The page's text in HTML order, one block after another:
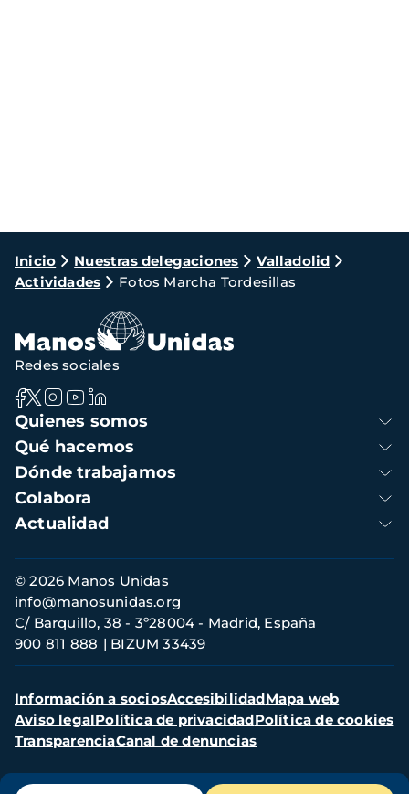
Ruta
de
navegación
Inicio Nuestras delegaciones
Valladolid
Actividades
Fotos Marcha Tordesillas
Navegación
principal
Quienes somos
Qué hacemos
Dónde trabajamos
Colabora
Actualidad
Redes sociales
Información
de
contacto
© 2026 Manos Unidas
C/ Barquillo, 38 - 3º28004 - Madrid, España
900 811 888
BIZUM 33439
info@manosunidas.org
Menú
secundario
Información a sociosAccesibilidadMapa web
Aviso legalPolítica de privacidadPolítica de cookies
TransparenciaCanal de denuncias